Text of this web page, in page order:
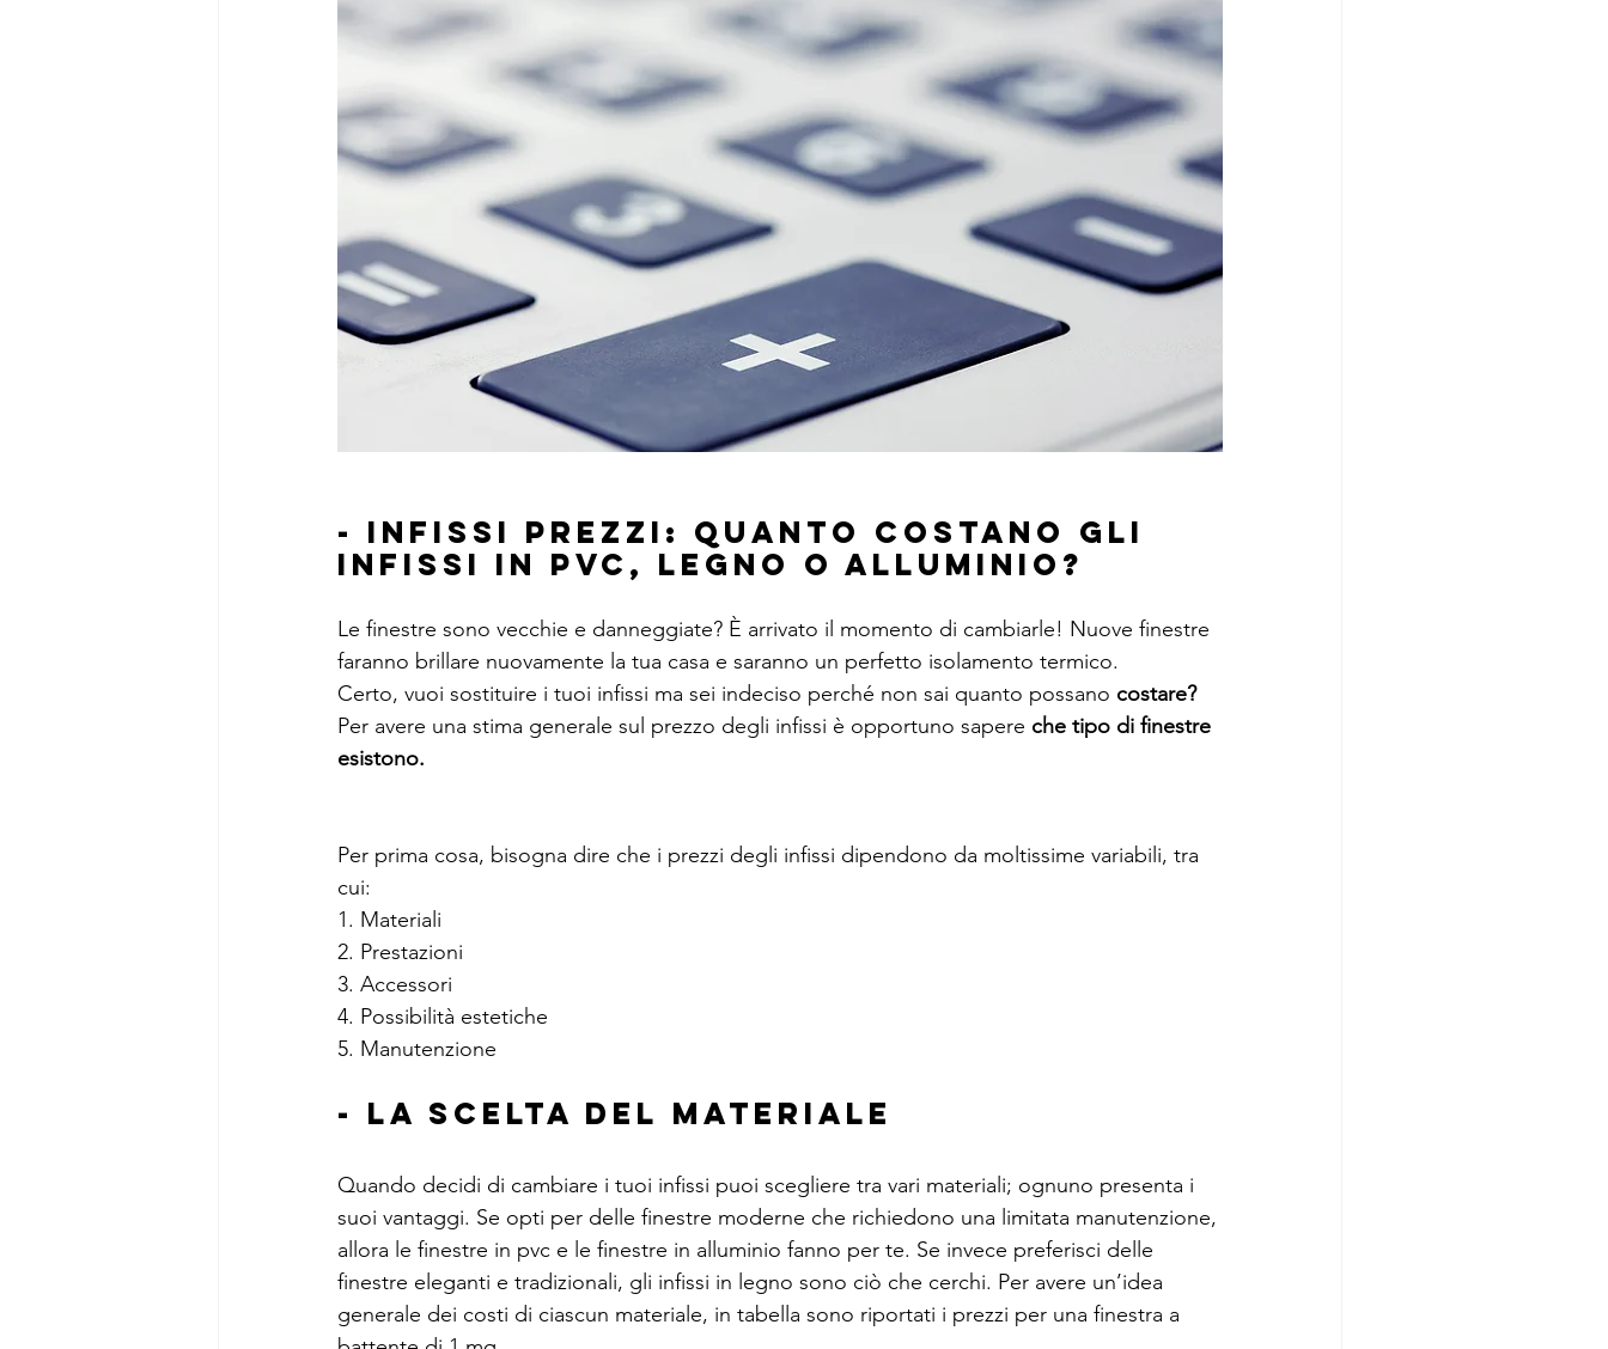
- INFISSI PREZZI: QUANTO COSTANO GLI
INFISSI IN PVC, LEGNO O ALLUMINIO?
Le finestre sono vecchie e danneggiate? È arrivato il momento di cambiarle! Nuove finestre
faranno brillare nuovamente la tua casa e saranno un perfetto isolamento termico.
Certo, vuoi sostituire i tuoi infissi ma sei indeciso perché non sai quanto possano costare?
Per avere una stima generale sul prezzo degli infissi è opportuno sapere che tipo di finestre
esistono.
Per prima cosa, bisogna dire che i prezzi degli infissi dipendono da moltissime variabili, tra
cui:
1. Materiali
2. Prestazioni
3. Accessori
4. Possibilità estetiche
5. Manutenzione
- La scelta del materiale
Quando decidi di cambiare i tuoi infissi puoi scegliere tra vari materiali; ognuno presenta i
suoi vantaggi. Se opti per delle finestre moderne che richiedono una limitata manutenzione,
allora le finestre in pvc e le finestre in alluminio fanno per te. Se invece preferisci delle
finestre eleganti e tradizionali, gli infissi in legno sono ciò che cerchi. Per avere un’idea
generale dei costi di ciascun materiale, in tabella sono riportati i prezzi per una finestra a